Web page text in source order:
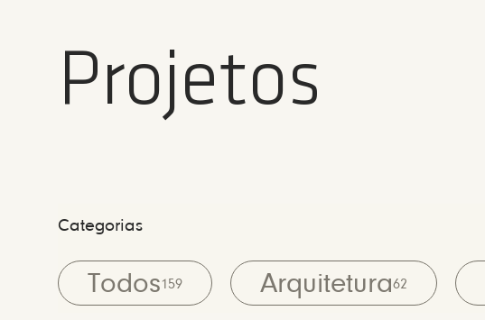
Projetos
Categorias
Todos159 Arquitetura62